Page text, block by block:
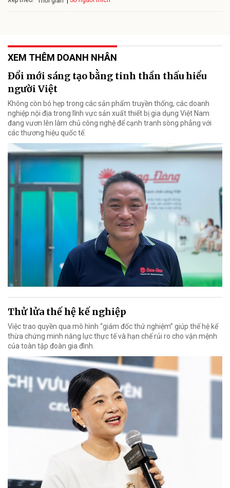
XEM THÊM DOANH NHÂN
Đổi mới sáng tạo bằng tinh thần thấu hiểu
người Việt
Không còn bó hẹp trong các sản phẩm truyền thống, các doanh
nghiệp nội địa trong lĩnh vực sản xuất thiết bị gia dụng Việt Nam
đang vươn lên làm chủ công nghệ để cạnh tranh sòng phẳng với
các thương hiệu quốc tế.
Thử lửa thế hệ kế nghiệp
Việc trao quyền qua mô hình “giám đốc thử nghiệm” giúp thế hệ kế
thừa chứng minh năng lực thực tế và hạn chế rủi ro cho vận mệnh
của toàn tập đoàn gia đình.